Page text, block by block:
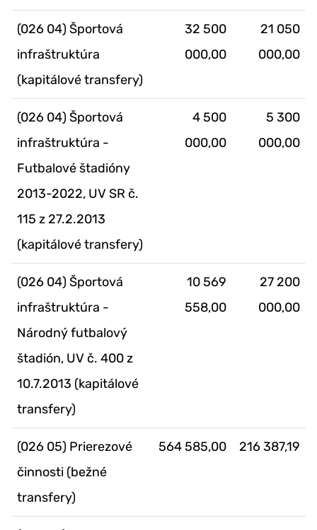
(026 04) Športová
infraštruktúra
(kapitálové transfery)
32 500
000,00
21 050
000,00
(026 04) Športová
infraštruktúra -
Futbalové štadióny
2013-2022, UV SR č.
115 z 27.2.2013
(kapitálové transfery)
4 500
000,00
5 300
000,00
(026 04) Športová
infraštruktúra -
Národný futbalový
štadión, UV č. 400 z
10.7.2013 (kapitálové
transfery)
10 569
558,00
27 200
000,00
(026 05) Prierezové
činnosti (bežné
transfery)
564 585,00 216 387,19